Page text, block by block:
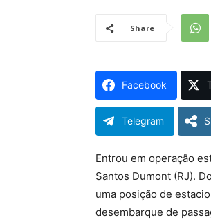
Share
Facebook
Telegram
Entrou em operação
Santos Dumont (RJ).
uma posição de
desembarque de